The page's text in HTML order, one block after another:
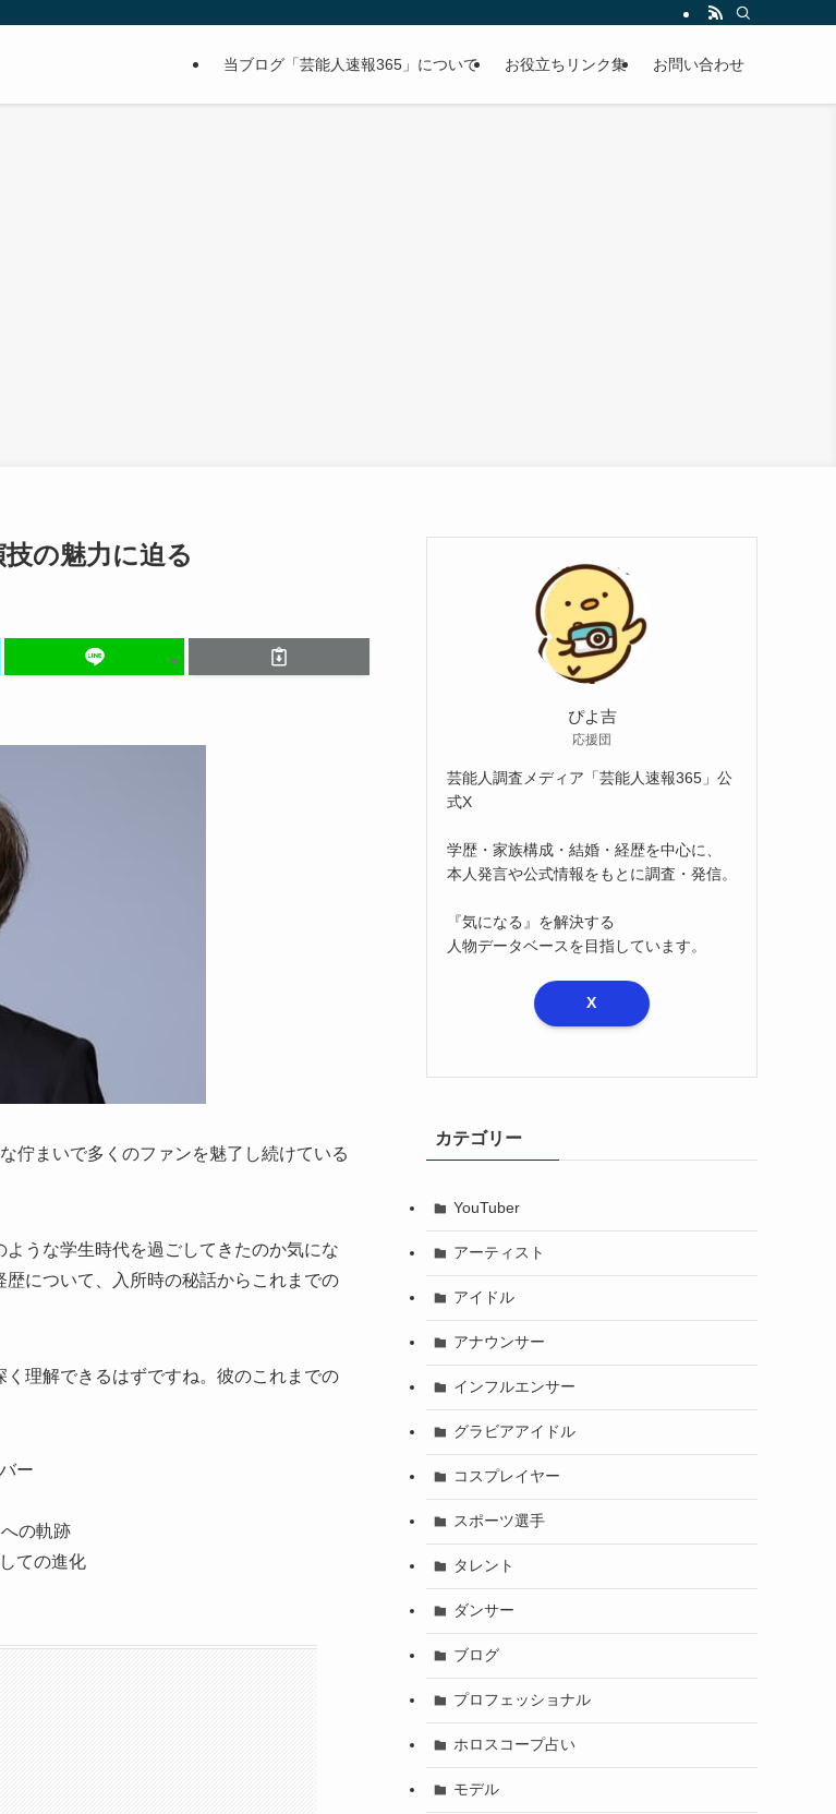
当ブログ「芸能人速報365」について お役立ちリンク集 お問い合わせ
の魅力に迫る
佇まいで多くのファンを魅了し続けている
うな学生時代を過ごしてきたのか気にな
について、入所時の秘話からこれまでの
理解できるはずですね。彼のこれまでの
ー
の軌跡
ての進化
ぴよ吉
応援団
芸能人調査メディア「芸能人速報365」公
式X
学歴・家族構成・結婚・経歴を中心に、
本人発言や公式情報をもとに調査・発信。
『気になる』を解決する
人物データベースを目指しています。
X
カテゴリー
YouTuber
アーティスト
アイドル
アナウンサー
インフルエンサー
グラビアアイドル
コスプレイヤー
スポーツ選手
タレント
ダンサー
ブログ
プロフェッショナル
ホロスコープ占い
モデル